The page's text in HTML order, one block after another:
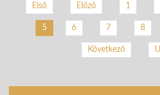
Első Előző 1
5 6 7 8
Következő